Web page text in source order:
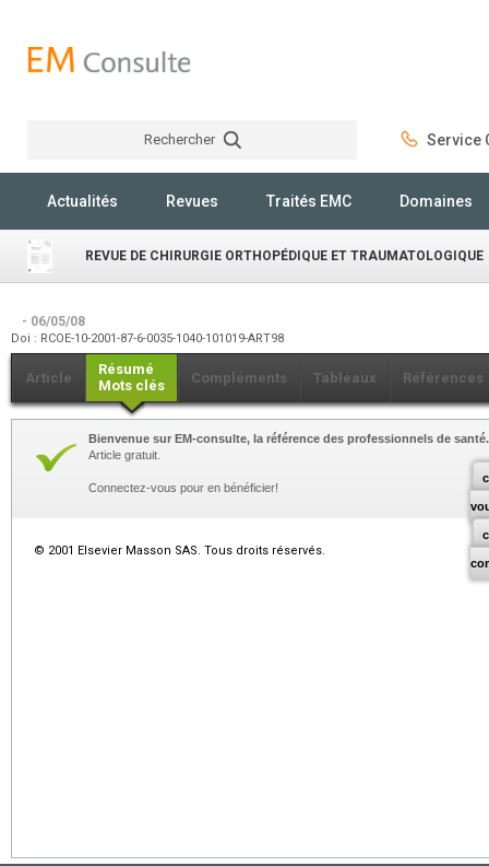
Rechercher Service
Actualités Revues Traités EMC Domaines
REVUE DE CHIRURGIE ORTHOPÉDIQUE ET TRAUMATOLOGIQUE
- 06/05/08
Doi : RCOE-10-2001-87-6-0035-1040-101019-ART98
Article
Résumé
Mots clés
Compléments Tableaux Références
Bienvenue sur EM-consulte, la référence des professionnels de santé.
Article gratuit.
Connectez-vous pour en bénéficier!
© 2001 Elsevier Masson SAS. Tous droits réservés.